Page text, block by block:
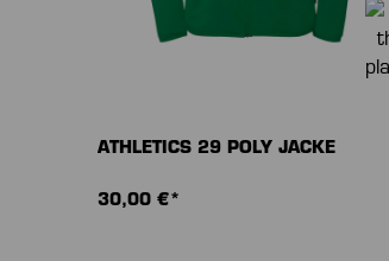
ATHLETICS 29 POLY JACKE
30,00 €*